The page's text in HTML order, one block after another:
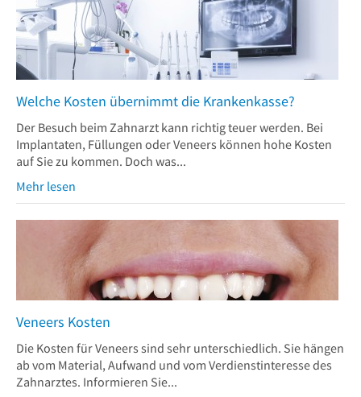
Welche Kosten übernimmt die Krankenkasse?
Der Besuch beim Zahnarzt kann richtig teuer werden. Bei
Implantaten, Füllungen oder Veneers können hohe Kosten
auf Sie zu kommen. Doch was...
Mehr lesen
Veneers Kosten
Die Kosten für Veneers sind sehr unterschiedlich. Sie hängen
ab vom Material, Aufwand und vom Verdienstinteresse des
Zahnarztes. Informieren Sie...